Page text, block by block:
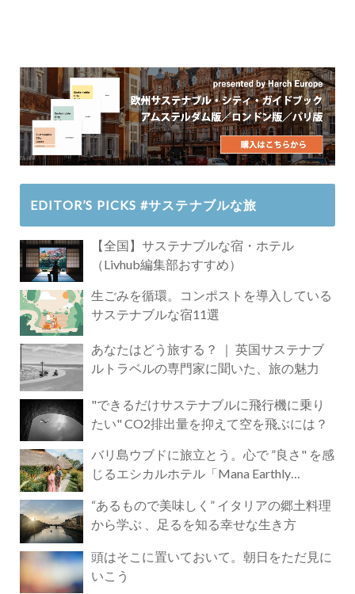
EDITOR’S PICKS #サステナブルな旅
【全国】サステナブルな宿・ホテル
（Livhub編集部おすすめ）
生ごみを循環。コンポストを導入している
サステナブルな宿11選
あなたはどう旅する？ ｜ 英国サステナブ
ルトラベルの専門家に聞いた、旅の魅力
"できるだけサステナブルに飛行機に乗り
たい" CO2排出量を抑えて空を飛ぶには？
バリ島ウブドに旅立とう。心で ”良さ" を感
じるエシカルホテル「Mana Earthly
“あるもので美味しく” イタリアの郷土料理
から学ぶ 、足るを知る幸せな生き方
頭はそこに置いておいて。朝日をただ見に
いこう